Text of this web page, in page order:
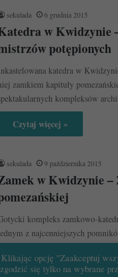
sekulada 6 grudnia 2015
w Kwidzynie
potępionych
katedra w
zamkiem kapituły
kompleksów
Czytaj więcej »
sekulada 9 października 2015
w Kwidzynie –
kompleks zamkowo-
z najcenniejszych
ceglanej w Polsce.
opcję "Zaakceptuj
się tylko na wybrane